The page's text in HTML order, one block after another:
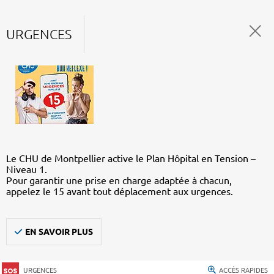
URGENCES
Le CHU de Montpellier active le Plan Hôpital en Tension –
Niveau 1.
Pour garantir une prise en charge adaptée à chacun,
appelez le 15 avant tout déplacement aux urgences.
EN SAVOIR PLUS
URGENCES ACCÈS RAPIDES